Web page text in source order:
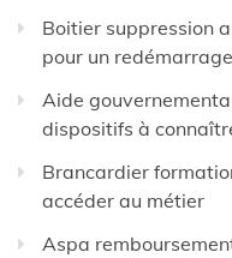
Boitier suppression
pour un
Aide
dispositifs à
Brancardier
accéder au métier
Aspa